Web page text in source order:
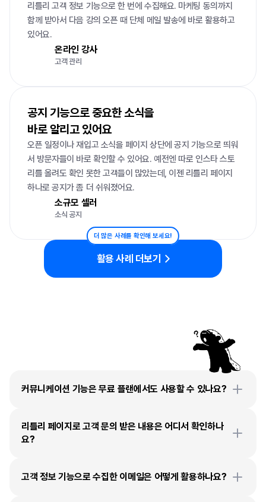
리틀리 고객 정보 기능으로 한 번에 수집해요. 마케팅 동의까지
함께 받아서 다음 강의 오픈 때 단체 메일 발송에 바로 활용하고
있어요.
온라인 강사
고객 관리
공지 기능으로 중요한 소식을
바로 알리고 있어요
오픈 일정이나 재입고 소식을 페이지 상단에 공지 기능으로 띄워
서 방문자들이 바로 확인할 수 있어요. 예전엔 따로 인스타 스토
리를 올려도 확인 못한 고객들이 많았는데, 이젠 리틀리 페이지
하나로 공지가 좀 더 쉬워졌어요.
소규모 셀러
소식 공지
더 많은 사례를 확인해 보세요!
활용 사례 더보기
커뮤니케이션 기능은 무료 플랜에서도 사용할 수 있나요?
리틀리 페이지로 고객 문의 받은 내용은 어디서 확인하나
요?
고객 정보 기능으로 수집한 이메일은 어떻게 활용하나요?